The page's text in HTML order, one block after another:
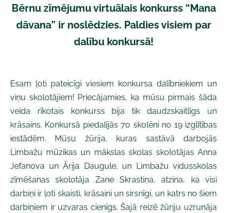
Bērnu zīmējumu virtuālais konkurss “Mana
dāvana” ir noslēdzies. Paldies visiem par
dalību konkursā!
Esam ļoti pateicīgi viesiem konkursa dalībniekiem un
viņu skolotājiem! Priecājamies, ka mūsu pirmais šāda
veida rīkotais konkurss bija tik daudzskaitlīgs un
krāsains. Konkursā piedalījās 70 skolēni no 19 izglītības
iestādēm. Mūsu žūrija, kuras sastāvā darbojās
Limbažu mūzikas un mākslas skolas skolotājas Anna
Jefanova un Ārija Daugule, un Limbažu vidusskolas
zīmēšanas skolotāja Zane Skrastiņa, atzina, ka visi
darbiņi ir ļoti skaisti, krāsaini un sirsnīgi, un katrs no šiem
darbiņiem ir uzvaras cienīgs. Šajā reizē žūriju uzrunāja